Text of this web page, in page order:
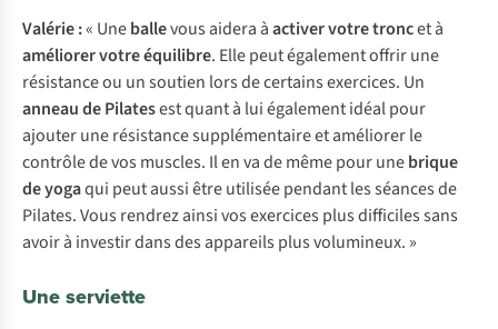
Valérie :« Uneballevous aidera àactiver votre troncet à
améliorer votre équilibre. Elle peut également offrir une
résistance ou un soutien lors de certains exercices. Un
anneau de Pilatesest quant à lui également idéal pour
ajouter une résistance supplémentaire et améliorer le
contrôle de vos muscles. Il en va de même pour unebrique
de yogaqui peut aussi être utilisée pendant les séances de
Pilates. Vous rendrez ainsi vos exercices plus difficiles sans
avoir à investir dans des appareils plus volumineux. »
Une serviette